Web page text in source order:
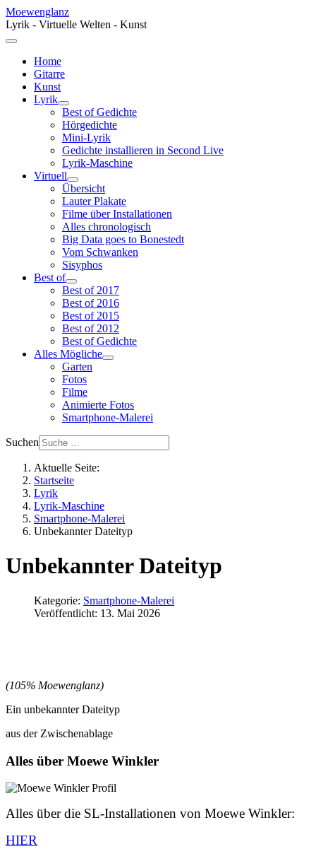
Moewenglanz
Lyrik - Virtuelle Welten - Kunst
Home
Gitarre
Kunst
Lyrik
Best of Gedichte
Hörgedichte
Mini-Lyrik
Gedichte installieren in Second Live
Lyrik-Maschine
Virtuell
Übersicht
Lauter Plakate
Filme über Installationen
Alles chronologisch
Big Data goes to Bonestedt
Vom Schwanken
Sisyphos
Best of
Best of 2017
Best of 2016
Best of 2015
Best of 2012
Best of Gedichte
Alles Mögliche
Garten
Fotos
Filme
Animierte Fotos
Smartphone-Malerei
Suchen
Aktuelle Seite:
Startseite
Lyrik
Lyrik-Maschine
Smartphone-Malerei
Unbekannter Dateityp
Unbekannter Dateityp
Kategorie: Smartphone-Malerei
Veröffentlicht: 13. Mai 2026
(105% Moewenglanz)
Ein unbekannter Dateityp
aus der Zwischenablage
Alles über Moewe Winkler
Alles über die SL-Installationen von Moewe Winkler:
HIER